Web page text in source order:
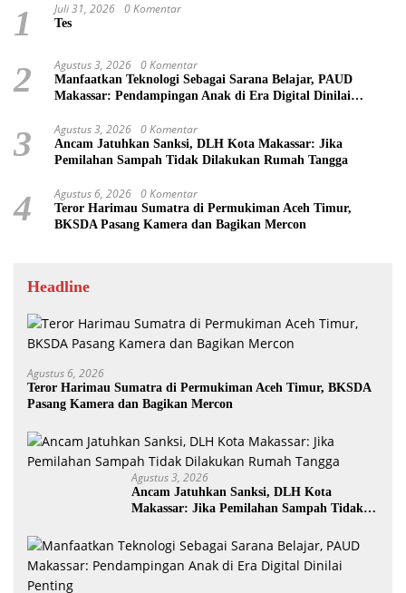
1 Juli 31, 2026 0 Komentar
Tes
2 Agustus 3, 2026 0 Komentar
Manfaatkan Teknologi Sebagai Sarana Belajar, PAUD
Makassar: Pendampingan Anak di Era Digital Dinilai
3 Agustus 3, 2026 0 Komentar
Ancam Jatuhkan Sanksi, DLH Kota Makassar: Jika
Pemilahan Sampah Tidak Dilakukan Rumah Tangga
4 Agustus 6, 2026 0 Komentar
Teror Harimau Sumatra di Permukiman Aceh Timur,
BKSDA Pasang Kamera dan Bagikan Mercon
Headline
Agustus 6, 2026
Teror Harimau Sumatra di Permukiman Aceh Timur, BKSDA
Pasang Kamera dan Bagikan Mercon
Agustus 3, 2026
Ancam Jatuhkan Sanksi, DLH Kota
Makassar: Jika Pemilahan Sampah Tidak